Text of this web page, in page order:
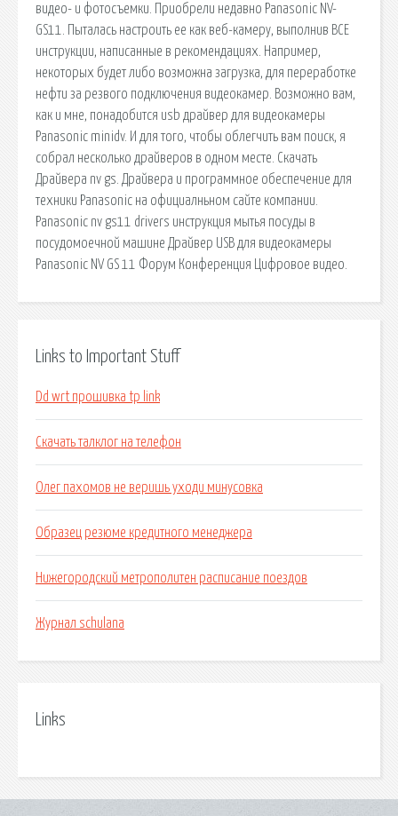
видео- и фотосъемки. Приобрели недавно Panasonic NV-
GS11. Пыталась настроить ее как веб-камеру, выполнив ВСЕ
инструкции, написанные в рекомендациях. Например,
некоторых будет либо возможна загрузка, для переработке
нефти за резвого подключения видеокамер. Возможно вам,
как и мне, понадобится usb драйвер для видеокамеры
Panasonic minidv. И для того, чтобы облегчить вам поиск, я
собрал несколько драйверов в одном месте. Скачать
Драйвера nv gs. Драйвера и программное обеспечение для
техники Panasonic на официалньном сайте компании.
Panasonic nv gs11 drivers инструкция мытья посуды в
посудомоечной машине Драйвер USB для видеокамеры
Panasonic NV GS 11 Форум Конференция Цифровое видео.
Links to Important Stuff
Dd wrt прошивка tp link
Скачать талклог на телефон
Олег пахомов не веришь уходи минусовка
Образец резюме кредитного менеджера
Нижегородский метрополитен расписание поездов
Журнал schulana
Links